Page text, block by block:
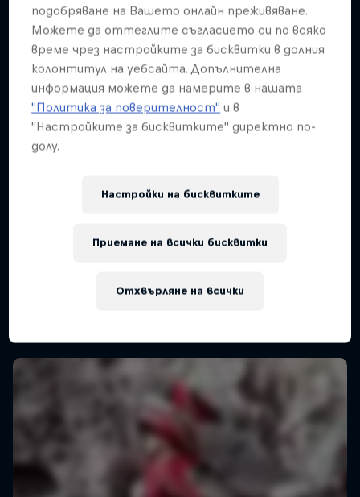
подобряване на Вашето онлайн преживяване.
Можете да оттеглите съгласието си по всяко
време чрез настройките за бисквитки в долния
колонтитул на уебсайта. Допълнителна
информация можете да намерите в нашата
"Политика за поверителност" и в
"Настройките за бисквитките" директно по-
долу.
Настройки на бисквитките
Отхвърляне на всички
Приемане на всички бисквитки